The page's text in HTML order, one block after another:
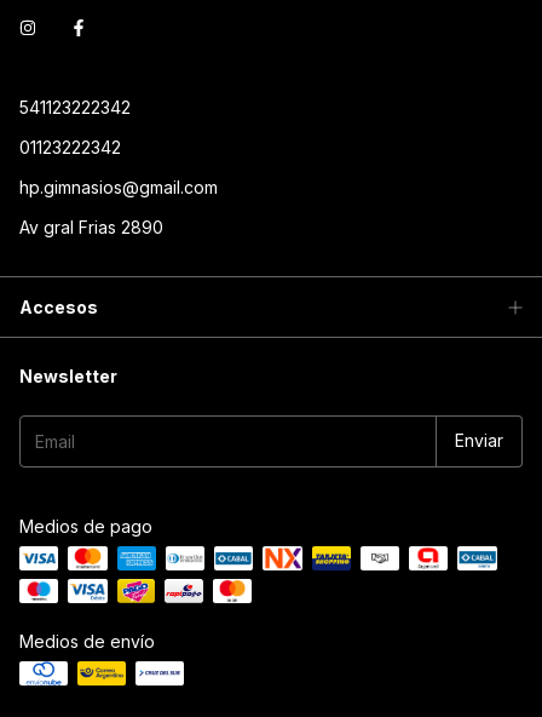
541123222342
01123222342
hp.gimnasios@gmail.com
Av gral Frias 2890
Accesos
Newsletter
Medios de pago
Medios de envío